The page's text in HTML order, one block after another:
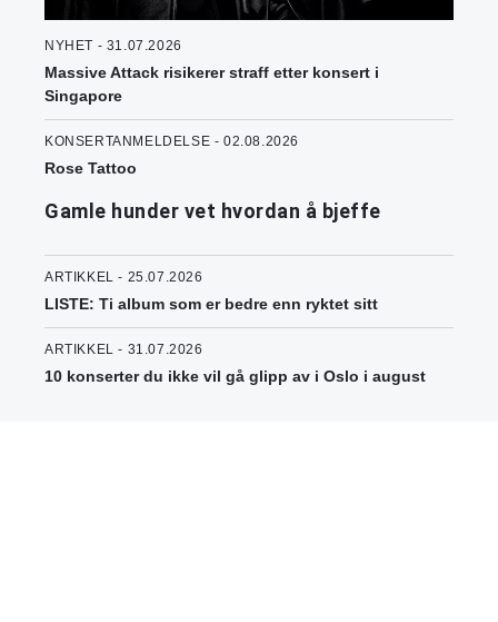
NYHET - 31.07.2026
Massive Attack risikerer straff etter konsert i
Singapore
KONSERTANMELDELSE - 02.08.2026
Rose Tattoo
Gamle hunder vet hvordan å bjeffe
ARTIKKEL - 25.07.2026
LISTE: Ti album som er bedre enn ryktet sitt
ARTIKKEL - 31.07.2026
10 konserter du ikke vil gå glipp av i Oslo i august